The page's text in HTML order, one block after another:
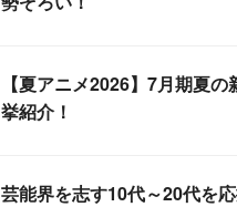
【夏アニメ2026】7月期夏
挙紹介！
芸能界を志す10代～20代を